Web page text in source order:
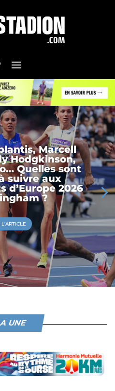
Marcell
Hodgkinson,
Quelles sont
suivre aux
d’Europe 2026
?
L'ARTICLE
UNE